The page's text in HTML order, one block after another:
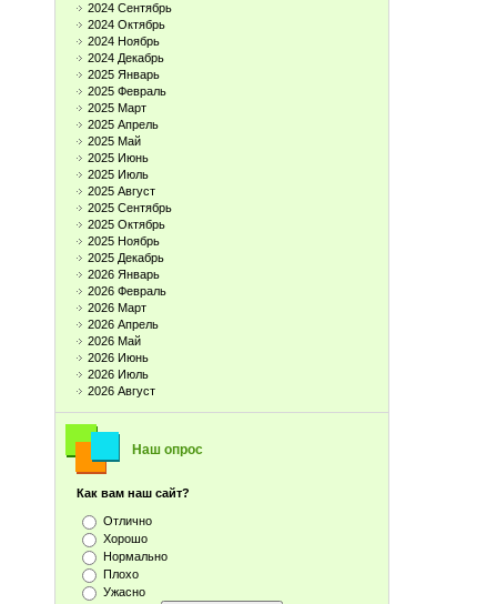
2024 Сентябрь
2024 Октябрь
2024 Ноябрь
2024 Декабрь
2025 Январь
2025 Февраль
2025 Март
2025 Апрель
2025 Май
2025 Июнь
2025 Июль
2025 Август
2025 Сентябрь
2025 Октябрь
2025 Ноябрь
2025 Декабрь
2026 Январь
2026 Февраль
2026 Март
2026 Апрель
2026 Май
2026 Июнь
2026 Июль
2026 Август
Наш опрос
Как вам наш сайт?
Отлично
Хорошо
Нормально
Плохо
Ужасно